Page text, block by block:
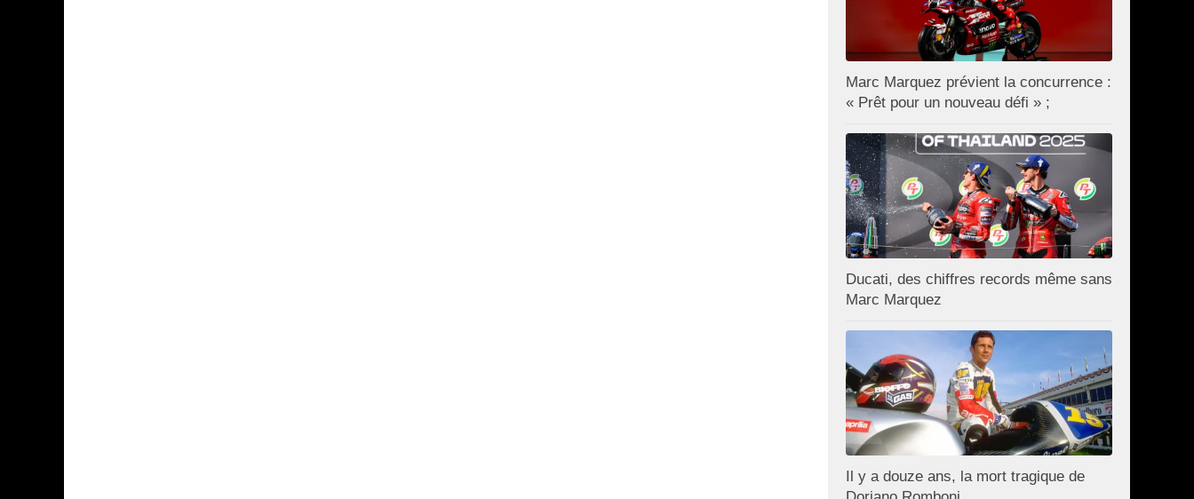
Marc Marquez prévient la concurrence :
« Prêt pour un nouveau défi » ;
Ducati, des chiffres records même sans
Marc Marquez
Il y a douze ans, la mort tragique de